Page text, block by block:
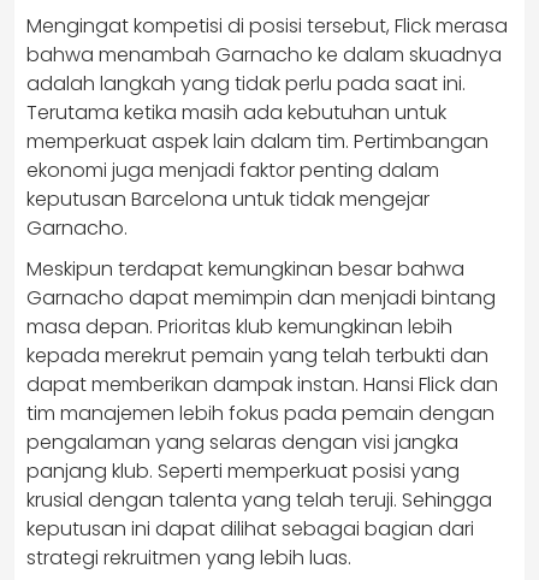
Mengingat kompetisi di posisi tersebut, Flick merasa
bahwa menambah Garnacho ke dalam skuadnya
adalah langkah yang tidak perlu pada saat ini.
Terutama ketika masih ada kebutuhan untuk
memperkuat aspek lain dalam tim. Pertimbangan
ekonomi juga menjadi faktor penting dalam
keputusan Barcelona untuk tidak mengejar
Garnacho.
Meskipun terdapat kemungkinan besar bahwa
Garnacho dapat memimpin dan menjadi bintang
masa depan. Prioritas klub kemungkinan lebih
kepada merekrut pemain yang telah terbukti dan
dapat memberikan dampak instan. Hansi Flick dan
tim manajemen lebih fokus pada pemain dengan
pengalaman yang selaras dengan visi jangka
panjang klub. Seperti memperkuat posisi yang
krusial dengan talenta yang telah teruji. Sehingga
keputusan ini dapat dilihat sebagai bagian dari
strategi rekruitmen yang lebih luas.